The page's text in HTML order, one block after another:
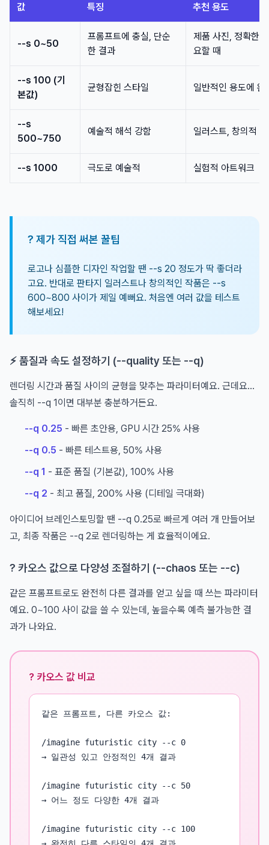
값 특징 추천 용도
--s 0~50
프롬프트에 충실, 단순
한 결과
제품 사진, 정확한
요할 때
--s 100 (기
본값)
균형잡힌 스타일 일반적인 용도에 완
--s
500~750
예술적 해석 강함 일러스트, 창의적
--s 1000 극도로 예술적 실험적 아트워크
? 제가 직접 써본 꿀팁
로고나 심플한 디자인 작업할 땐 --s 20 정도가 딱 좋더라
고요. 반대로 판타지 일러스트나 창의적인 작품은 --s
600~800 사이가 제일 예뻐요. 처음엔 여러 값을 테스트
해보세요!
⚡ 품질과 속도 설정하기 (--quality 또는 --q)
렌더링 시간과 품질 사이의 균형을 맞추는 파라미터예요. 근데요...
솔직히 --q 1이면 대부분 충분하거든요.
--q 0.25 - 빠른 초안용, GPU 시간 25% 사용
--q 0.5 - 빠른 테스트용, 50% 사용
--q 1 - 표준 품질 (기본값), 100% 사용
--q 2 - 최고 품질, 200% 사용 (디테일 극대화)
아이디어 브레인스토밍할 땐 --q 0.25로 빠르게 여러 개 만들어보
고, 최종 작품은 --q 2로 렌더링하는 게 효율적이에요.
? 카오스 값으로 다양성 조절하기 (--chaos 또는 --c)
같은 프롬프트로도 완전히 다른 결과를 얻고 싶을 때 쓰는 파라미터
예요. 0~100 사이 값을 쓸 수 있는데, 높을수록 예측 불가능한 결
과가 나와요.
? 카오스 값 비교
같은 프롬프트, 다른 카오스 값:
/imagine futuristic city --c 0
→ 일관성 있고 안정적인 4개 결과
/imagine futuristic city --c 50
→ 어느 정도 다양한 4개 결과
/imagine futuristic city --c 100
→ 완전히 다른 스타일의 4개 결과